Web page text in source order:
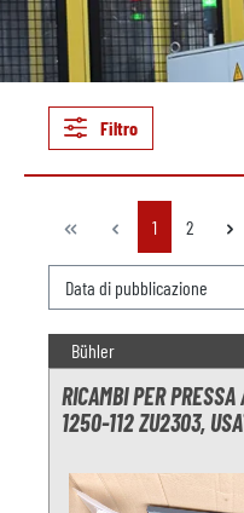
Filtro
Pagina
1 Pagina
2
Bühler
RICAMBI PER
1250-112 ZU2303,